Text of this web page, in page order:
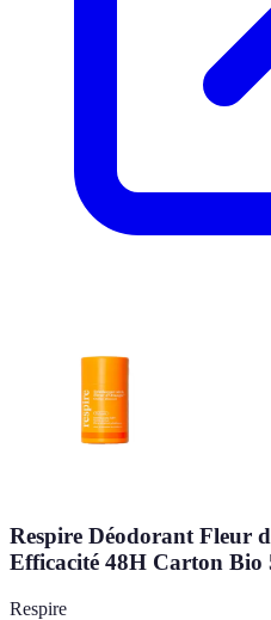
Respire Déodorant Fleur
Efficacité 48H Carton Bio
Respire